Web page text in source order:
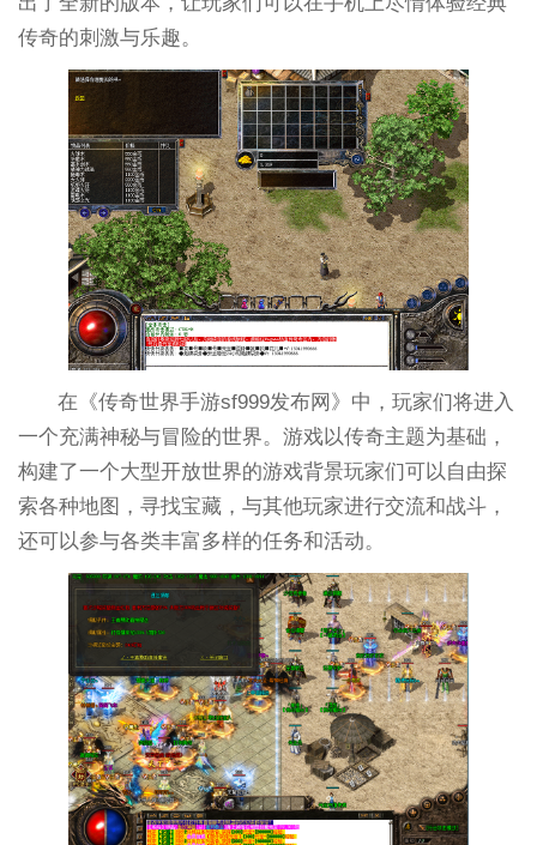
传奇的刺激与乐趣。
在《传奇世界手游sf999发布网》中，玩家们将进入
一个充满神秘与冒险的世界。游戏以传奇主题为基础，
构建了一个大型开放世界的游戏背景玩家们可以自由探
索各种地图，寻找宝藏，与其他玩家进行交流和战斗，
还可以参与各类丰富多样的任务和活动。